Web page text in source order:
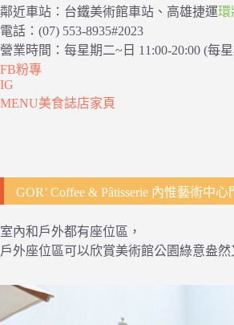
鄰近車站：台鐵美術館車站、高雄捷運環
電話：(07) 553-8935#2023
營業時間：每星期二~日 11:00-20:00 (每
FB粉專
IG
MENU美食誌店家頁
GOR’ Coffee & Pâtisserie 內惟藝術中
室內和戶外都有座位區，
戶外座位區可以欣賞美術館公園綠意盎然